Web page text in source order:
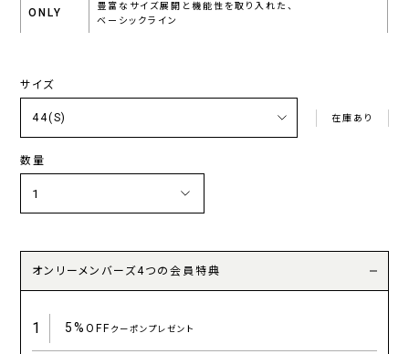
ONLY
豊富なサイズ展開と機能性を取り入れた、
ベーシックライン
サイズ
在庫あり
数量
オンリーメンバーズ4つの会員特典
1 5%OFFクーポンプレゼント